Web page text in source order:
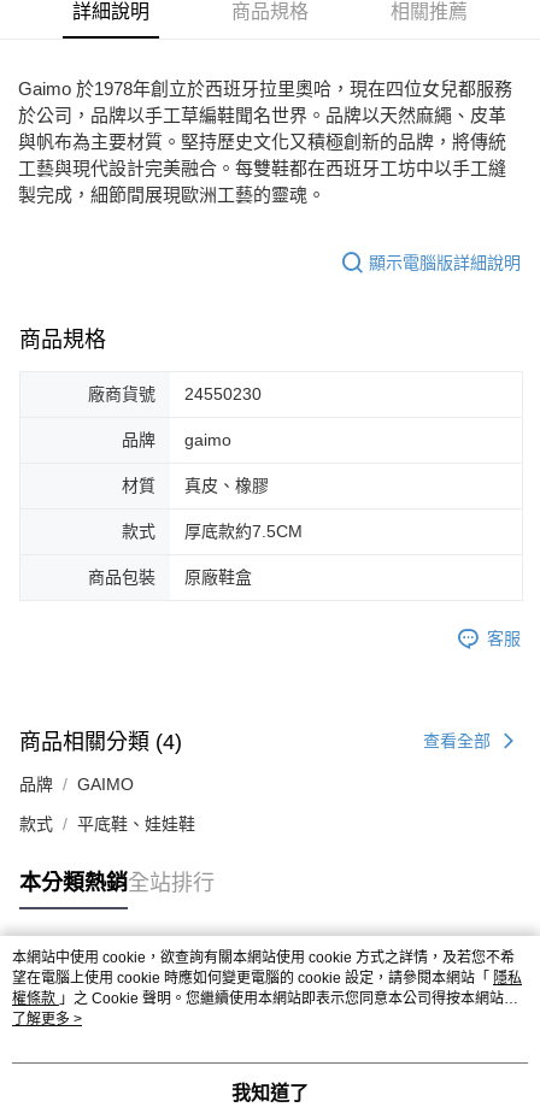
7-11取貨付款
每筆NT$80，滿NT$2,000(含以上)免運費
宅配
免運費
詳細說明 商品規格 相關推薦
Gaimo 於1978年創立於西班牙拉里奧哈，現在四位女兒都服務
於公司，品牌以手工草編鞋聞名世界。品牌以天然麻繩、皮革
與帆布為主要材質。堅持歷史文化又積極創新的品牌，將傳統
工藝與現代設計完美融合。每雙鞋都在西班牙工坊中以手工縫
製完成，細節間展現歐洲工藝的靈魂。
顯示電腦版詳細說明
商品規格
廠商貨號 24550230
品牌 gaimo
材質 真皮、橡膠
款式 厚底款約7.5CM
商品包裝 原廠鞋盒
客服
商品相關分類 (4) 查看全部
品牌 GAIMO
款式 平底鞋、娃娃鞋
本分類熱銷全站排行
熱門標籤
本網站中使用 cookie，欲查詢有關本網站使用 cookie 方式之詳情，及若您不希
望在電腦上使用 cookie 時應如何變更電腦的 cookie 設定，請參閱本網站「 隱私
權條款 」之 Cookie 聲明。您繼續使用本網站即表示您同意本公司得按本網站使
用條款之 Cookie 聲明使用 cookie。
了解更多 >
我知道了